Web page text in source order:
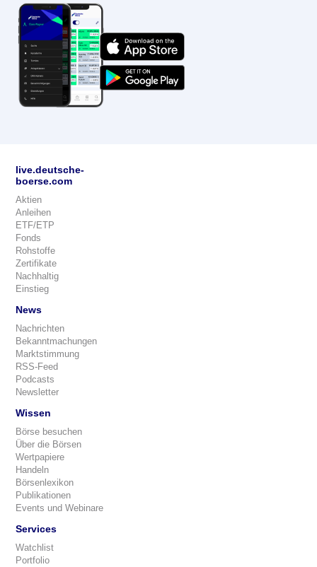
live.deutsche-
boerse.com
Aktien
Anleihen
ETF/ETP
Fonds
Rohstoffe
Zertifikate
Nachhaltig
Einstieg
News
Nachrichten
Bekanntmachungen
Marktstimmung
RSS-Feed
Podcasts
Newsletter
Wissen
Börse besuchen
Über die Börsen
Wertpapiere
Handeln
Börsenlexikon
Publikationen
Events und Webinare
Services
Watchlist
Portfolio